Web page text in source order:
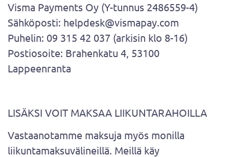
Visma Payments Oy (Y-tunnus 2486559-4)
Sähköposti: helpdesk@vismapay.com
Puhelin: 09 315 42 037 (arkisin klo 8-16)
Postiosoite: Brahenkatu 4, 53100
Lappeenranta
LISÄKSI VOIT MAKSAA LIIKUNTARAHOILLA
Vastaanotamme maksuja myös monilla
liikuntamaksuvälineillä. Meillä käy